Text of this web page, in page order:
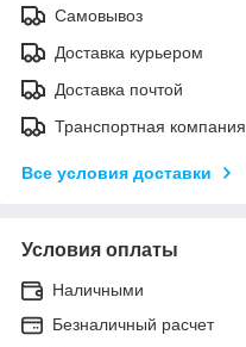
Самовывоз
Доставка курьером
Доставка почтой
Транспортная компания
Все условия доставки
Условия оплаты
Наличными
Безналичный расчет